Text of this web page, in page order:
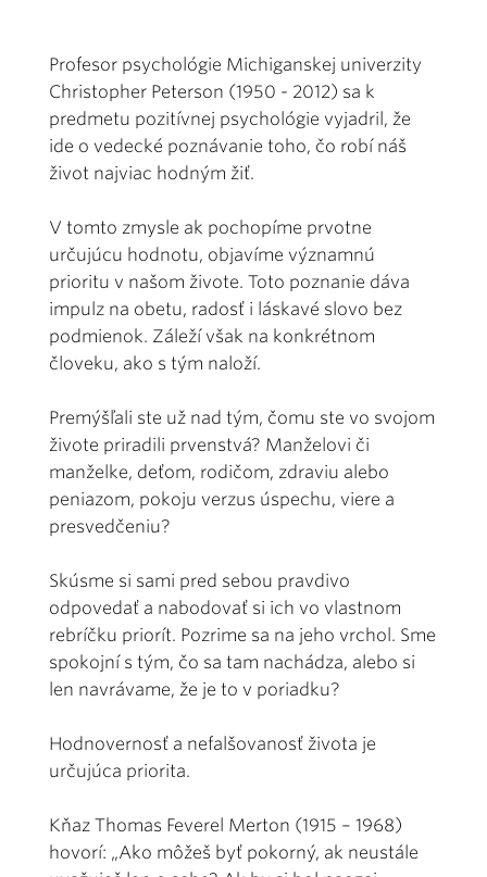
Profesor psychológie Michiganskej univerzity
Christopher Peterson (1950 - 2012) sa k
predmetu pozitívnej psychológie vyjadril, že
ide o vedecké poznávanie toho, čo robí náš
život najviac hodným žiť.
V tomto zmysle ak pochopíme prvotne
určujúcu hodnotu, objavíme významnú
prioritu v našom živote. Toto poznanie dáva
impulz na obetu, radosť i láskavé slovo bez
podmienok. Záleží však na konkrétnom
človeku, ako s tým naloží.
Premýšľali ste už nad tým, čomu ste vo svojom
živote priradili prvenstvá? Manželovi či
manželke, deťom, rodičom, zdraviu alebo
peniazom, pokoju verzus úspechu, viere a
presvedčeniu?
Skúsme si sami pred sebou pravdivo
odpovedať a nabodovať si ich vo vlastnom
rebríčku priorít. Pozrime sa na jeho vrchol. Sme
spokojní s tým, čo sa tam nachádza, alebo si
len navrávame, že je to v poriadku?
Hodnovernosť a nefalšovanosť života je
určujúca priorita.
Kňaz Thomas Feverel Merton (1915 – 1968)
hovorí: „Ako môžeš byť pokorný, ak neustále